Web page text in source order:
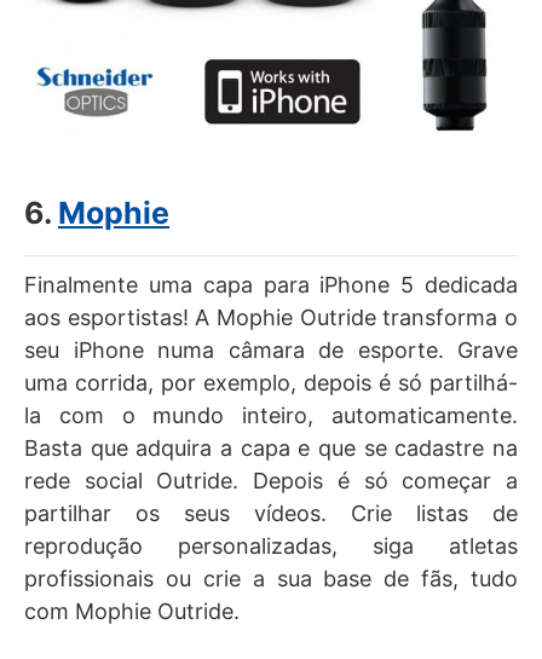
6. Mophie
Finalmente uma capa para iPhone 5 dedicada
aos esportistas! A Mophie Outride transforma o
seu iPhone numa câmara de esporte. Grave
uma corrida, por exemplo, depois é só partilhá-
la com o mundo inteiro, automaticamente.
Basta que adquira a capa e que se cadastre na
rede social Outride. Depois é só começar a
partilhar os seus vídeos. Crie listas de
reprodução personalizadas, siga atletas
profissionais ou crie a sua base de fãs, tudo
com Mophie Outride.